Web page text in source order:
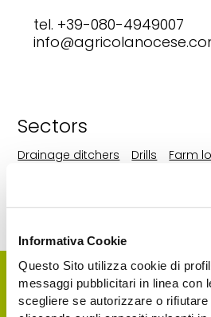
Informativa Cookie
Questo Sito utilizza cookie di
messaggi pubblicitari in linea con
scegliere se autorizzare o rifiutare
tel. +39-080-4949007
Sectors
Drainage ditchers Drills Farm
Other tractor-
crushers
Stone picker